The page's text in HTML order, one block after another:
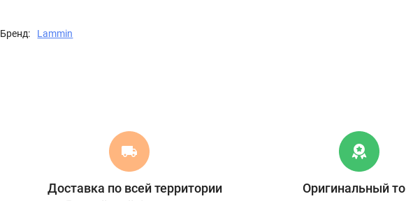
Бренд: Lammin
Доставка по всей территории
Оригинальный